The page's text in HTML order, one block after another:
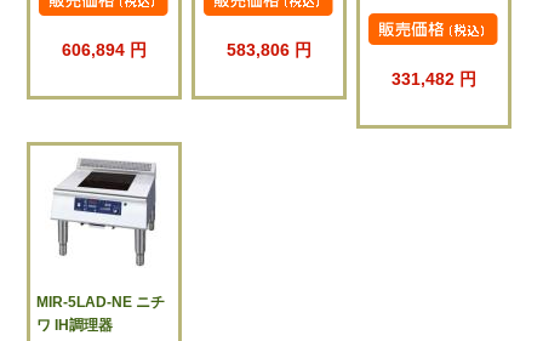
606,894 円 583,806 円
331,482 円
MIR-5LAD-NE ニチ
ワ IH調理器